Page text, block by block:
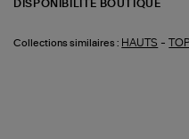
DISPONIBILITÉ BOUTIQUE
Collections similaires : HAUTS -